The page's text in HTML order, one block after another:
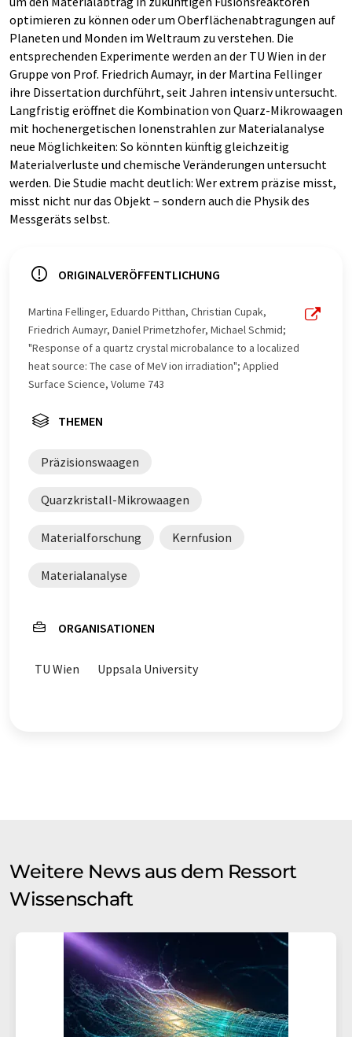
optimieren zu können oder um Oberflächenabtragungen auf
Planeten und Monden im Weltraum zu verstehen. Die
entsprechenden Experimente werden an der TU Wien in der
Gruppe von Prof. Friedrich Aumayr, in der Martina Fellinger
ihre Dissertation durchführt, seit Jahren intensiv untersucht.
Langfristig eröffnet die Kombination von Quarz-Mikrowaagen
mit hochenergetischen Ionenstrahlen zur Materialanalyse
neue Möglichkeiten: So könnten künftig gleichzeitig
Materialverluste und chemische Veränderungen untersucht
werden. Die Studie macht deutlich: Wer extrem präzise misst,
misst nicht nur das Objekt – sondern auch die Physik des
Messgeräts selbst.
ORIGINALVERÖFFENTLICHUNG
Martina Fellinger, Eduardo Pitthan, Christian Cupak,
Friedrich Aumayr, Daniel Primetzhofer, Michael Schmid;
"Response of a quartz crystal microbalance to a localized
heat source: The case of MeV ion irradiation"; Applied
Surface Science, Volume 743
THEMEN
Präzisionswaagen
Quarzkristall-Mikrowaagen
Materialforschung Kernfusion
Materialanalyse
ORGANISATIONEN
TU Wien Uppsala University
Weitere News aus dem Ressort
Wissenschaft